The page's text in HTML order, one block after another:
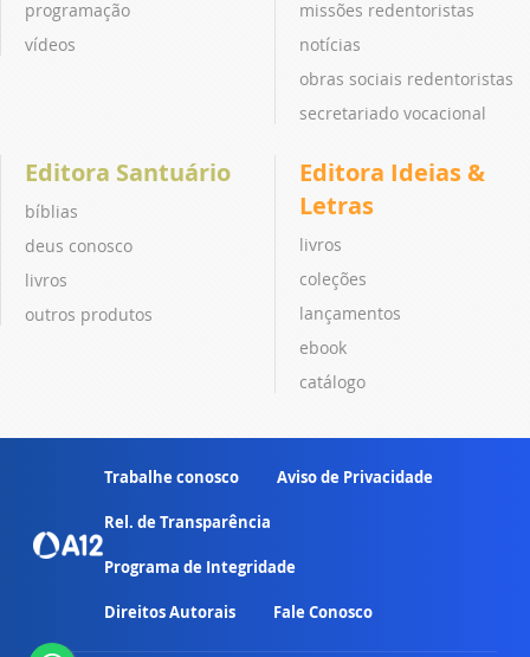
programação
vídeos
missões redentoristas
notícias
obras sociais redentoristas
secretariado vocacional
Editora Santuário
bíblias
deus conosco
livros
outros produtos
Editora Ideias &
Letras
livros
coleções
lançamentos
ebook
catálogo
Trabalhe conosco Aviso de Privacidade
Rel. de Transparência
Programa de Integridade
Direitos Autorais Fale Conosco